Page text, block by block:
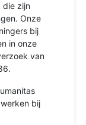
die zijn
Onze
bij
in onze
van
bij